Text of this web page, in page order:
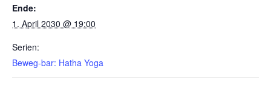
Ende:
1. April 2030 @ 19:00
Serien:
Beweg-bar: Hatha Yoga